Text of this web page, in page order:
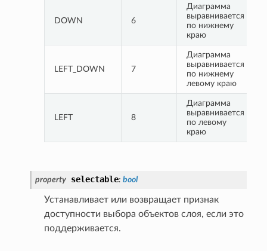
DOWN 6
Диаграмма
выравнивается
по нижнему
краю
LEFT_DOWN 7
Диаграмма
выравнивается
по нижнему
левому краю
LEFT 8
Диаграмма
выравнивается
по левому
краю
property selectable: bool
Устанавливает или возвращает признак
доступности выбора объектов слоя, если это
поддерживается.